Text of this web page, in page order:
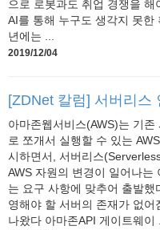
으로 로봇과도 취업 경쟁을
AI를 통해 누구도 생각지 못
년에는 ...
2019/12/04
[ZDNet 칼럼] 서버리스
아마존웹서비스(AWS)는 기
로 쪼개서 실행할 수 있는
시하면서, 서버리스
AWS 자원의 변경이 일어나는
는 요구 사항에 맞추어 출발
영해야 할 서버의 존재가 없
나왔다 아마존API 게이트웨이